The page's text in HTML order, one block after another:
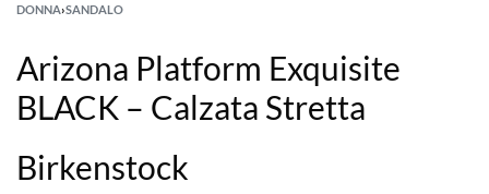
DONNA›SANDALO
Arizona Platform Exquisite
BLACK – Calzata Stretta
Birkenstock